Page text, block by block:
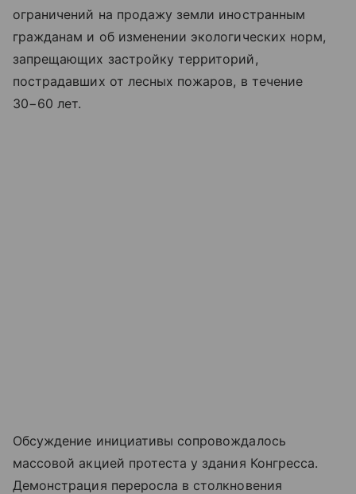
ограничений на продажу земли иностранным
гражданам и об изменении экологических норм,
запрещающих застройку территорий,
пострадавших от лесных пожаров, в течение
30−60 лет.
Обсуждение инициативы сопровождалось
массовой акцией протеста у здания Конгресса.
Демонстрация переросла в столкновения